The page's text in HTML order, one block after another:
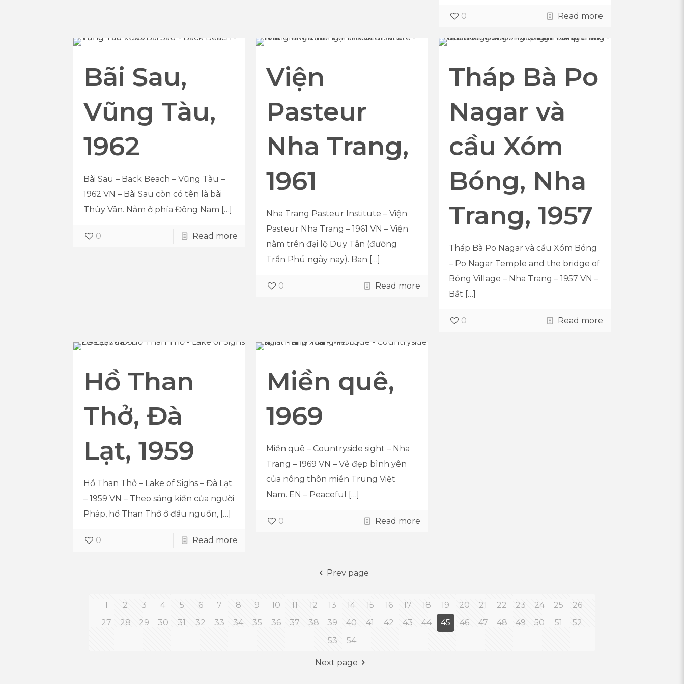
0 Read more
Bãi Sau,
Vũng Tàu,
1962
Bãi Sau – Back Beach – Vũng Tàu –
1962 VN – Bãi Sau còn có tên là bãi
Thùy Vân. Nằm ở phía Đông Nam […]
0 Read more
Viện
Pasteur
Nha Trang,
1961
Nha Trang Pasteur Institute – Viện
Pasteur Nha Trang – 1961 VN – Viện
nằm trên đại lộ Duy Tân (đường
Trần Phú ngày nay). Ban […]
0 Read more
Tháp Bà Po
Nagar và
cầu Xóm
Bóng, Nha
Trang, 1957
Tháp Bà Po Nagar và cầu Xóm Bóng
– Po Nagar Temple and the bridge of
Bóng Village – Nha Trang – 1957 VN –
Bắt […]
0 Read more
Hồ Than
Thở, Đà
Lạt, 1959
Hồ Than Thở – Lake of Sighs – Đà Lạt
– 1959 VN – Theo sáng kiến của người
Pháp, hồ Than Thở ở đầu nguồn,[…]
0 Read more
Miền quê,
1969
Miền quê – Countryside sight – Nha
Trang – 1969 VN – Vẻ đẹp bình yên
của nông thôn miền Trung Việt
Nam. EN – Peaceful
[…]
0 Read more
Prev page
1 2 3 4 5 6 7 8 9 10 11 12 13 14 15 16 17 18 19 20 21 22 23 24 25
26
27
28 29 30 31 32 33 34 35 36 37 38 39 40 41 42 43 44 45 46 47 48 49 50 51
52
53
54
Next page
BLOG
ORDER & SHIPPING
nguyenbakhiem@gmail.com